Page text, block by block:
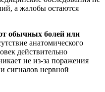
а жалобы остаются
обычных болей или
анатомического
действительно
не из-за поражения
сигналов нервной